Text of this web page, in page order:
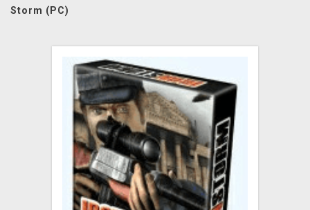
MERCHANDISE
PRODEJNY
XZONE KLUB
Storm (PC)